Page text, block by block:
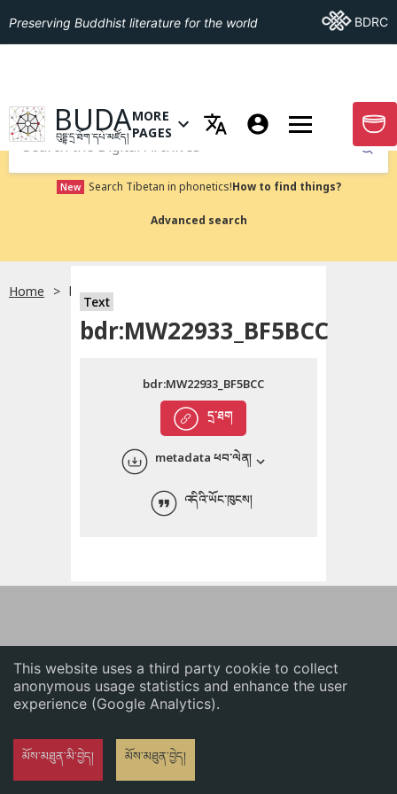
This website uses a third party cookie to collect
anonymous usage statistics and enhance the user
experience (Google Analytics).
མོས་མཐུན་མི་བྱེད། མོས་མཐུན་བྱེད།
English
ភាសាខ្មែរ
Preserving Buddhist literature for the world Go ToBDRC
GO TO HOMEPAGE
BUDA
བུདྡྷ་དྲ་ཐོག་དཔེ་མཛོད།
OPEN MENU OF MORE PAGES
MORE
PAGES
GO
Submit
New Search Tibetan in phonetics!How to find things?
Advanced search
Home bdr:MW22933_BF5BCC
Text
bdr:MW22933_BF5BCC
དྲ་ཐག
bdr:MW22933_BF5BCC
metadata ཕབ་ལེན།
འདིའི་ཡོང་ཁུངས།